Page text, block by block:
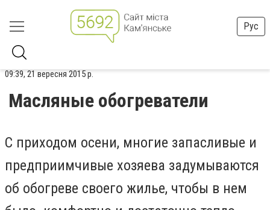
Рус
09:39, 21 вересня 2015 р.
Масляные обогреватели
С приходом осени, многие запасливые и
предприимчивые хозяева задумываются
об обогреве своего жилье, чтобы в нем